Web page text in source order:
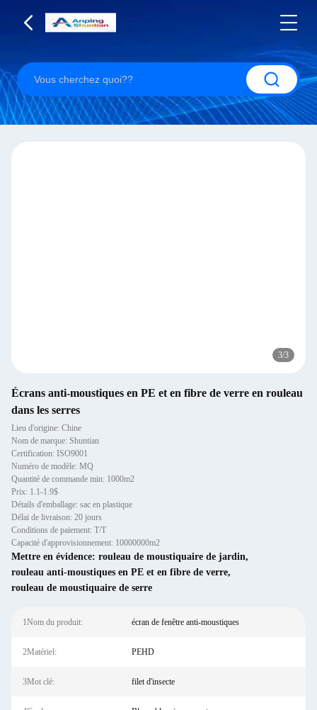
3/3
Écrans anti-moustiques en PE et en fibre de verre en rouleau
dans les serres
Lieu d'origine: Chine
Nom de marque: Shuntian
Certification: ISO9001
Numéro de modèle: MQ
Quantité de commande min: 1000m2
Prix: 1.1-1.9$
Détails d'emballage: sac en plastique
Délai de livraison: 20 jours
Conditions de paiement: T/T
Capacité d'approvisionnement: 10000000m2
Mettre en évidence: rouleau de moustiquaire de jardin,
rouleau anti-moustiques en PE et en fibre de verre,
rouleau de moustiquaire de serre
1Nom du produit: écran de fenêtre anti-moustiques
2Matériel: PEHD
3Mot clé: filet d'insecte